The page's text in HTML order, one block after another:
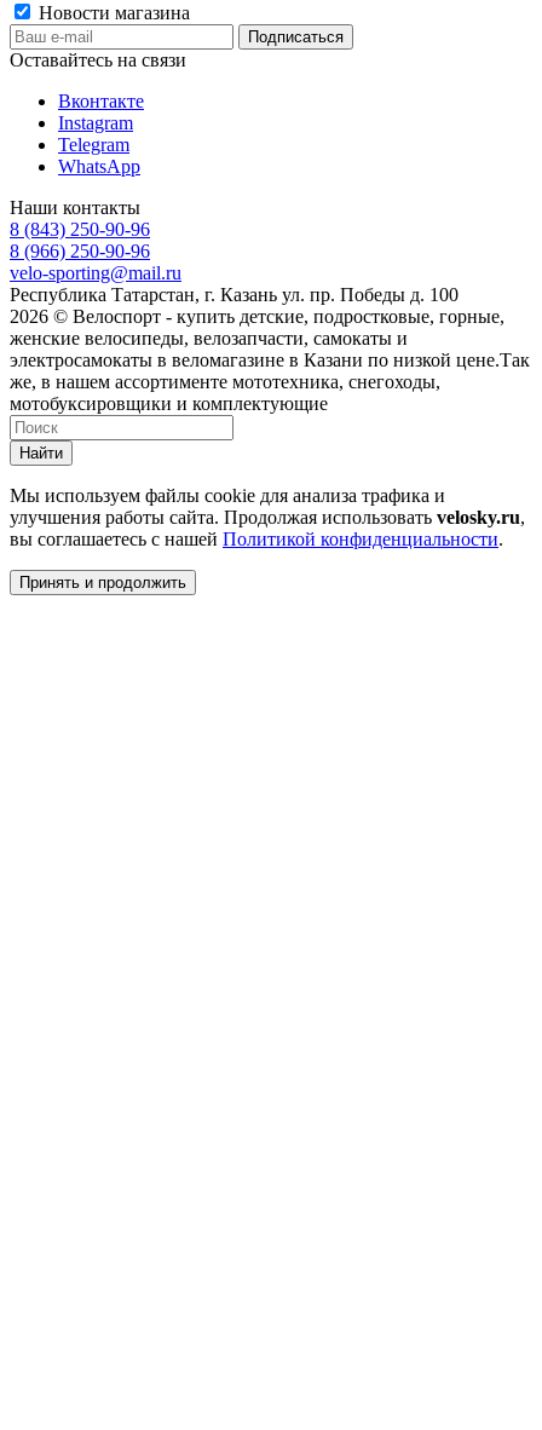
Новости магазина
Оставайтесь на связи
Вконтакте
Instagram
Telegram
WhatsApp
Наши контакты
8 (843) 250-90-96
8 (966) 250-90-96
velo-sporting@mail.ru
Республика Татарстан, г. Казань ул. пр. Победы д. 100
2026 © Велоспорт - купить детские, подростковые, горные,
женские велосипеды, велозапчасти, самокаты и
электросамокаты в веломагазине в Казани по низкой цене.Так
же, в нашем ассортименте мототехника, снегоходы,
мотобуксировщики и комплектующие
Найти
Мы используем файлы cookie для анализа трафика и
улучшения работы сайта. Продолжая использовать velosky.ru,
вы соглашаетесь с нашей Политикой конфиденциальности.
Принять и продолжить